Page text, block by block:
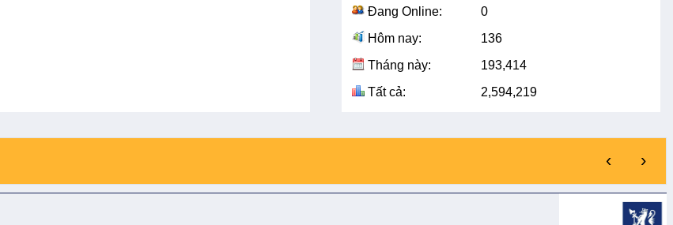
Đang Online:
0
Hôm nay:
136
Tháng này:
193,414
Tất cả:
2,594,219
‹ ›